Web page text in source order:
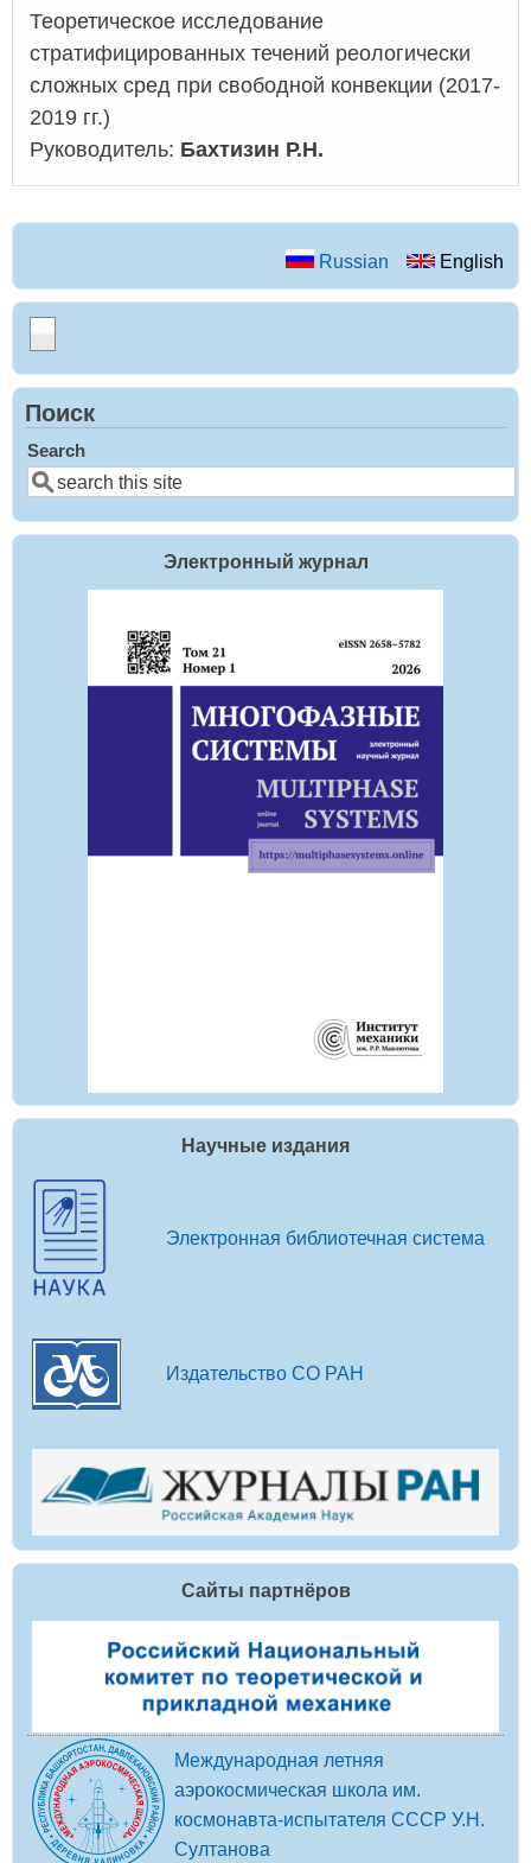
Теоретическое исследование
стратифицированных течений реологически
сложных сред при свободной конвекции (2017-
2019 гг.)
Руководитель: Бахтизин Р.Н.
Russian English
Поиск
Search
Электронный журнал
Научные издания
Электронная библиотечная система
Издательство СО РАН
Сайты партнёров
Международная летняя
аэрокосмическая школа им.
космонавта-испытателя СССР У.Н.
Султанова